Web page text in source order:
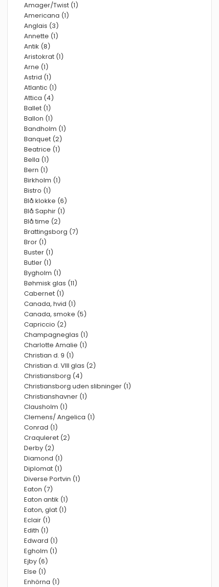
Amager/Twist (1)
Americana (1)
Anglais (3)
Annette (1)
Antik (8)
Aristokrat (1)
Arne (1)
Astrid (1)
Atlantic (1)
Attica (4)
Ballet (1)
Ballon (1)
Bandholm (1)
Banquet (2)
Beatrice (1)
Bella (1)
Bern (1)
Birkholm (1)
Bistro (1)
Blå klokke (6)
Blå Saphir (1)
Blå time (2)
Brattingsborg (7)
Bror (1)
Buster (1)
Butler (1)
Bygholm (1)
Bøhmisk glas (11)
Cabernet (1)
Canada, hvid (1)
Canada, smoke (5)
Capriccio (2)
Champagneglas (1)
Charlotte Amalie (1)
Christian d. 9 (1)
Christian d. VIII glas (2)
Christiansborg (4)
Christiansborg uden slibninger (1)
Christianshavner (1)
Clausholm (1)
Clemens/ Angelica (1)
Conrad (1)
Craquleret (2)
Derby (2)
Diamond (1)
Diplomat (1)
Diverse Portvin (1)
Eaton (7)
Eaton antik (1)
Eaton, glat (1)
Eclair (1)
Edith (1)
Edward (1)
Egholm (1)
Ejby (6)
Else (1)
Enhörna (1)